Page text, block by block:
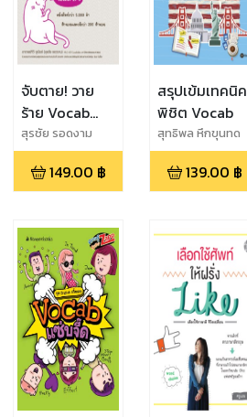
จับตาย! วาย
ร้าย Vocab
1,000 ข้อ For
All Exams
สุรชัย รอดงาม
(อาจารย์ทีวี จูเนียร์)
และ Sherwin
Martinez และ
และ ชนิกานต์
เทศนานัย
149.00 ฿
สรุปเข้มเทคนิค
พิชิต Vocab
สุทธิพล หึกขุนทด
(ครูอ๊อดดี้)
139.00 ฿